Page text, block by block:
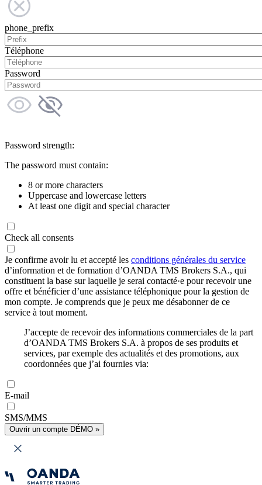
phone_prefix
Téléphone
Password
Password strength:
The password must contain:
8 or more characters
Uppercase and lowercase letters
At least one digit and special character
Check all consents
Je confirme avoir lu et accepté les conditions générales du service
d’information et de formation d’OANDA TMS Brokers S.A., qui
constituent la base sur laquelle je serai contacté·e pour recevoir une
offre et bénéficier d’une assistance téléphonique pour la gestion de
mon compte. Je comprends que je peux me désabonner de ce
service à tout moment.
J’accepte de recevoir des informations commerciales de la part
d’OANDA TMS Brokers S.A. à propos de ses produits et
services, par exemple des actualités et des promotions, aux
coordonnées que j’ai fournies via:
E-mail
SMS/MMS
Ouvrir un compte DÉMO »